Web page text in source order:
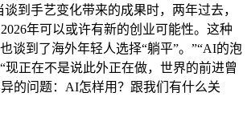
到手艺变化带来的成果时，两年过去，
年可以或许有新的创业可能性。这种
谈到了海外年轻人选择“躺平”。”“AI的泡
正在不是说此外正在做，世界的前进曾
的问题：AI怎样用？跟我们有什么关